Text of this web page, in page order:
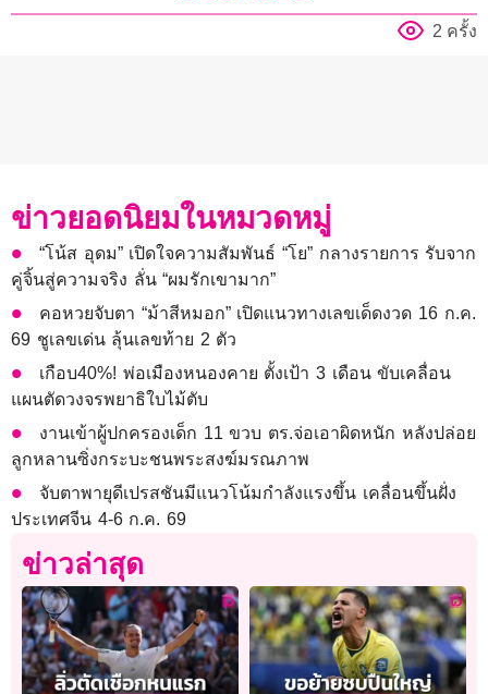
2 ครั้ง
ข่าวยอดนิยมในหมวดหมู่
“โน้ส อุดม” เปิดใจความสัมพันธ์ “โย” กลางรายการ รับจาก
คู่จิ้นสู่ความจริง ลั่น “ผมรักเขามาก”
คอหวยจับตา “ม้าสีหมอก” เปิดแนวทางเลขเด็ดงวด 16 ก.ค.
69 ชูเลขเด่น ลุ้นเลขท้าย 2 ตัว
เกือบ40%! พ่อเมืองหนองคาย ตั้งเป้า 3 เดือน ขับเคลื่อน
แผนตัดวงจรพยาธิใบไม้ตับ
งานเข้าผู้ปกครองเด็ก 11 ขวบ ตร.จ่อเอาผิดหนัก หลังปล่อย
ลูกหลานซิ่งกระบะชนพระสงฆ์มรณภาพ
จับตาพายุดีเปรสชันมีแนวโน้มกำลังแรงขึ้น เคลื่อนขึ้นฝั่ง
ประเทศจีน 4-6 ก.ค. 69
ข่าวล่าสุด